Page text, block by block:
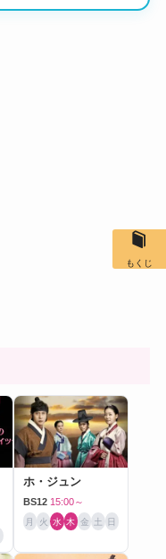
ホ・ジュン
BS12 15:00～
月 火 水 木 金 土 日
もくじ